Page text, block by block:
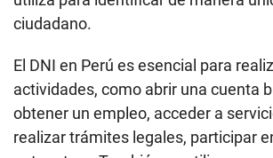
ciudadano.
El DNI en Perú es esencial para
actividades, como abrir una cuenta
obtener un empleo, acceder a
realizar trámites legales, participar